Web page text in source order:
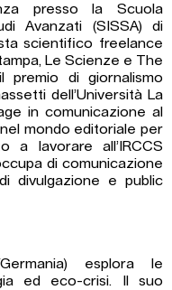
presso la Scuola
Avanzati (SISSA) di
scientifico freelance
Le Scienze e The
di giornalismo
dell’Università La
in comunicazione al
nel mondo editoriale per
a lavorare all’IRCCS
di comunicazione
divulgazione e public
esplora le
ed eco-crisi. Il suo